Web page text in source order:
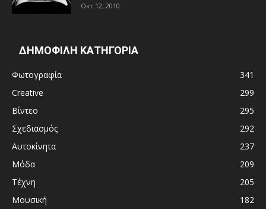
Οκτ 12, 2010
ΔΗΜΟΦΙΛΗ ΚΑΤΗΓΟΡΙΑ
Φωτογραφία
341
Creative
299
Βίντεο
295
Σχεδιασμός
292
Αυτοκίνητα
237
Μόδα
209
Τέχνη
205
Μουσική
182